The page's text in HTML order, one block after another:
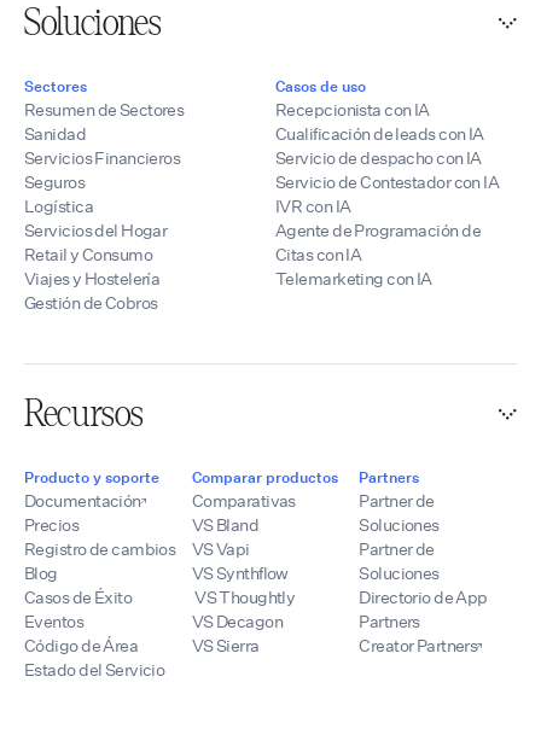
Soluciones
Sectores
Resumen de Sectores
Sanidad
Servicios Financieros
Seguros
Logística
Servicios del Hogar
Retail y Consumo
Viajes y Hostelería
Gestión de Cobros
Casos de uso
Recepcionista con IA
Cualificación de leads con IA
Servicio de despacho con IA
Servicio de Contestador con IA
IVR con IA
Agente de Programación de
Citas con IA
Telemarketing con IA
Recursos
Producto y soporte
Documentación
Precios
Registro de cambios
Blog
Casos de Éxito
Eventos
Código de Área
Estado del Servicio
Comparar productos
Comparativas
VS Bland
VS Vapi
VS Synthflow
VS Thoughtly
VS Decagon
VS Sierra
Partners
Partner de
Soluciones
Partner de
Soluciones
Directorio de App
Partners
Creator Partners